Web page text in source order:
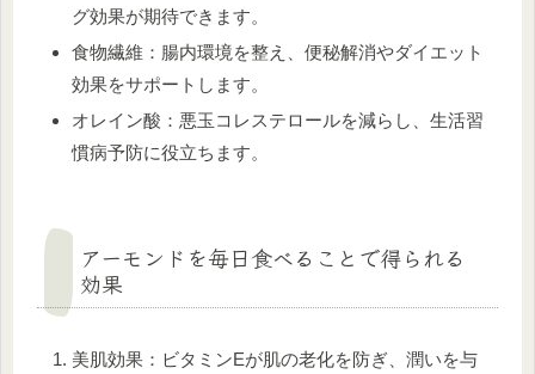
グ効果が期待できます。
食物繊維：腸内環境を整え、便秘解消やダイエット
効果をサポートします。
オレイン酸：悪玉コレステロールを減らし、生活習
慣病予防に役立ちます。
アーモンドを毎日食べることで得られる
効果
美肌効果：ビタミンEが肌の老化を防ぎ、潤いを与